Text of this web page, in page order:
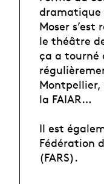
dramatique
Moser
le théâtre
ça a tourné
Montpellier,
la FAIAR…
Il est
Fédération
(FARS).